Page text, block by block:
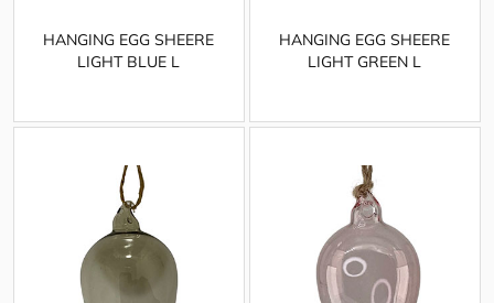
HANGING EGG SHEERE
LIGHT BLUE L
HANGING EGG SHEERE
LIGHT GREEN L